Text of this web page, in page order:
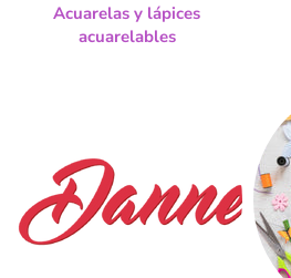
Acuarelas y lápices
acuarelables